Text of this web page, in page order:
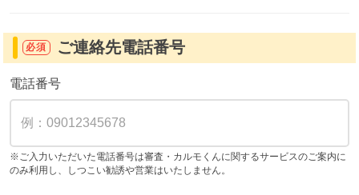
必須 ご連絡先電話番号
電話番号
※ご入力いただいた電話番号は審査・カルモくんに関するサービスのご案内に
のみ利用し、しつこい勧誘や営業はいたしません。